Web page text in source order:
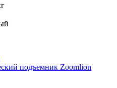
подъемник Zoomlion